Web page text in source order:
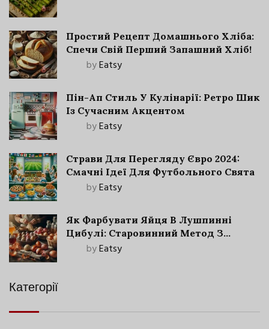
Простий Рецепт Домашнього Хліба:
Спечи Свій Перший Запашний Хліб!
byEatsy
Пін-Ап Стиль У Кулінарії: Ретро Шик
Із Сучасним Акцентом
byEatsy
Страви Для Перегляду Євро 2024:
Смачні Ідеї Для Футбольного Свята
byEatsy
Як Фарбувати Яйця В Лушпинні
Цибулі: Старовинний Метод З
Сучасними Нюансами
byEatsy
Категорії